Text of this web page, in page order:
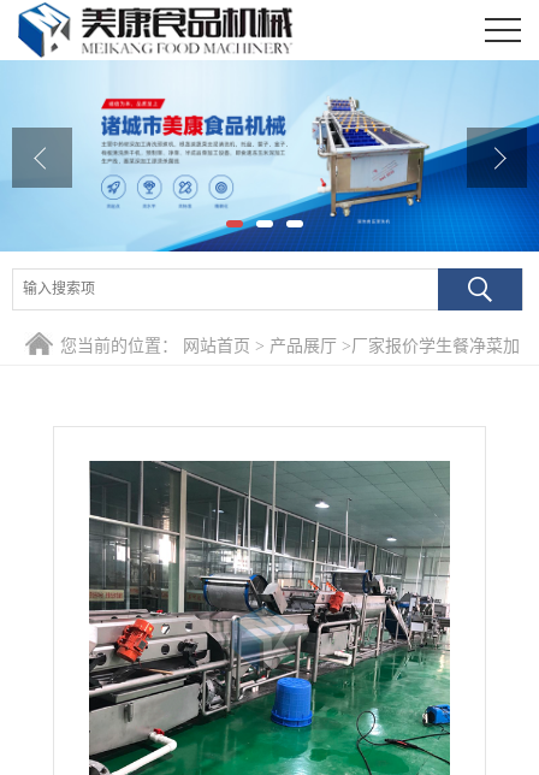
公司介绍
公司动态
产品展厅
联系我们
您当前的位置： 网站首页 > 产品展厅 >厂家报价学生餐净菜加